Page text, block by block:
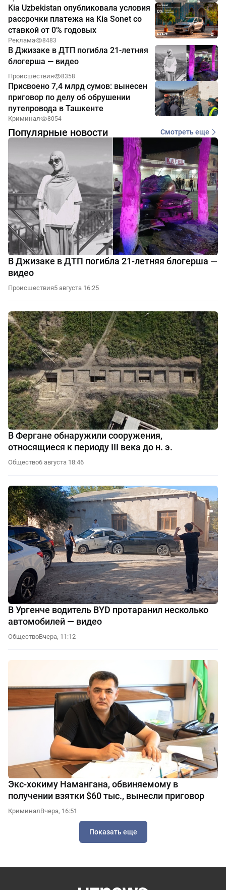
Kia Uzbekistan опубликовала условия
рассрочки платежа на Kia Sonet со
ставкой от 0% годовых
Реклама 8483
В Джизаке в ДТП погибла 21-летняя
блогерша — видео
Происшествия 8358
Присвоено 7,4 млрд сумов: вынесен
приговор по делу об обрушении
путепровода в Ташкенте
Криминал 8054
Популярные новости Смотреть еще
В Джизаке в ДТП погибла 21-летняя блогерша —
видео
Происшествия5 августа 16:25
В Фергане обнаружили сооружения,
относящиеся к периоду III века до н. э.
Общество6 августа 18:46
В Ургенче водитель BYD протаранил несколько
автомобилей — видео
ОбществоВчера, 11:12
Экс-хокиму Намангана, обвиняемому в
получении взятки $60 тыс., вынесли приговор
КриминалВчера, 16:51
Показать еще